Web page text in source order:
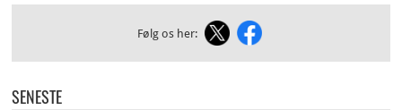
Følg os her:
SENESTE